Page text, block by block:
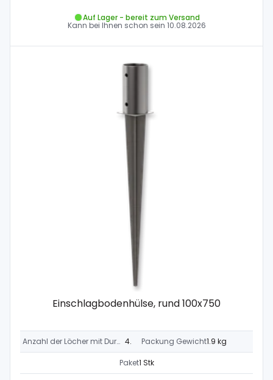
Auf Lager - bereit zum Versand
Kann bei Ihnen schon sein 10.08.2026
Einschlagbodenhülse, rund 100x750
Anzahl der Löcher mit Durchmesser 11 mm 4 x Packung Gewicht1.9 kg
Paket1 Stk